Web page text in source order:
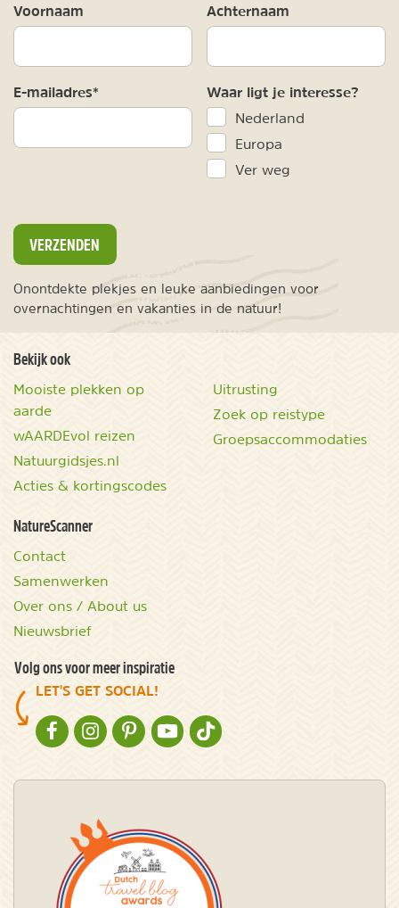
Voornaam Achternaam
E-mailadres* Waar ligt je interesse?
Nederland
Europa
Ver weg
VERZENDEN
Onontdekte plekjes en leuke aanbiedingen voor
overnachtingen en vakanties in de natuur!
Bekijk ook
Mooiste plekken op
aarde
wAARDEvol reizen
Natuurgidsjes.nl
Acties & kortingscodes
Uitrusting
Zoek op reistype
Groepsaccommodaties
NatureScanner
Contact
Samenwerken
Over ons / About us
Nieuwsbrief
Volg ons voor meer inspiratie
LET'S GET SOCIAL!
NATURESCANNER OP FACEBOOK
NATURESCANNER OP INSTAGRAM
NATURESCANNER OP PINTEREST
NATURESCANNER OP YOUTUBE
NATURESCANNER OP TIKTOK